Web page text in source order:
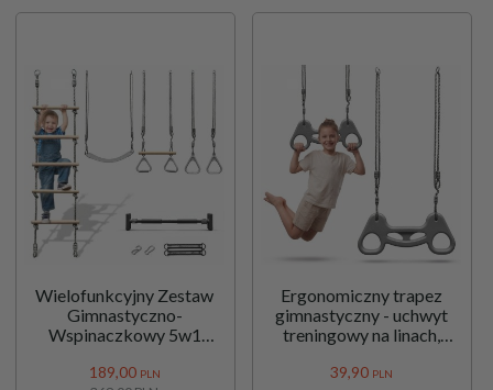
Wielofunkcyjny Zestaw
Gimnastyczno-
Wspinaczkowy 5w1
Rozporowym – do domu i
189,00 PLN
Ergonomiczny trapez
gimnastyczny - uchwyt
treningowy na linach,
HyperMotion
39,90 PLN